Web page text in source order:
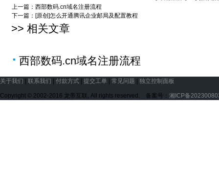
上一篇： 西部数码.cn域名注册流程
下一篇： [原创]怎么开通腾讯企业邮局及配置教程
>> 相关文章
西部数码.cn域名注册流程
关于我们 联系我们 付款方式 提交工单 常见问题 独立控制面板
Copyright © 2002-2016 龙帝互联, All rights reserved. 备案号： 湘ICP备